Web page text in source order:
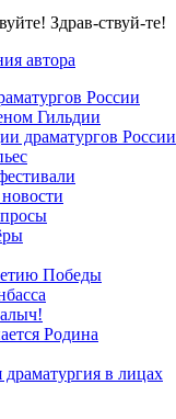
Здрав-ствуй-те!
автора
России
Гильдии
драматургов России
Победы
Родина
в лицах